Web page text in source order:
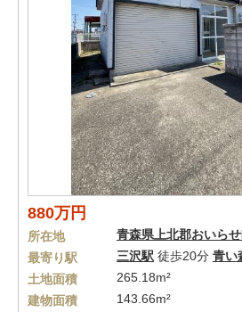
880万円
所在地 青森県 上北郡おいら
最寄り駅
三沢駅 徒歩20分 青い
土地面積
265.18m²
建物面積
143.66m²